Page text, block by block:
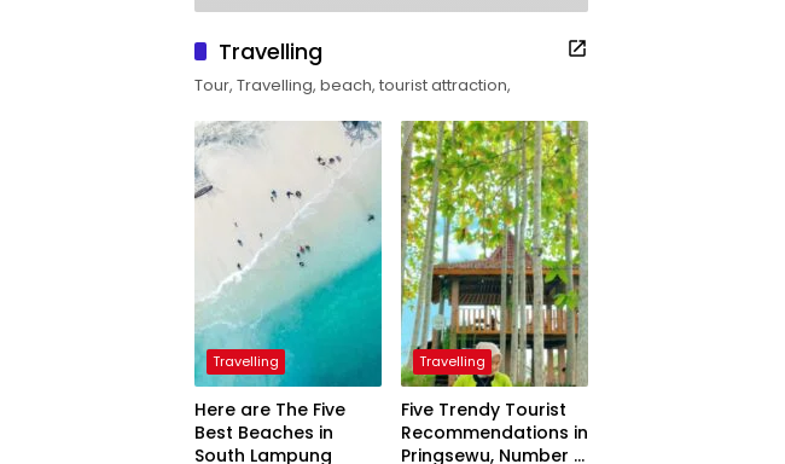
Travelling
Tour, Travelling, beach, tourist attraction,
Travelling
Here are The Five
Best Beaches in
South Lampung
Travelling
Five Trendy Tourist
Recommendations in
Pringsewu, Number 3